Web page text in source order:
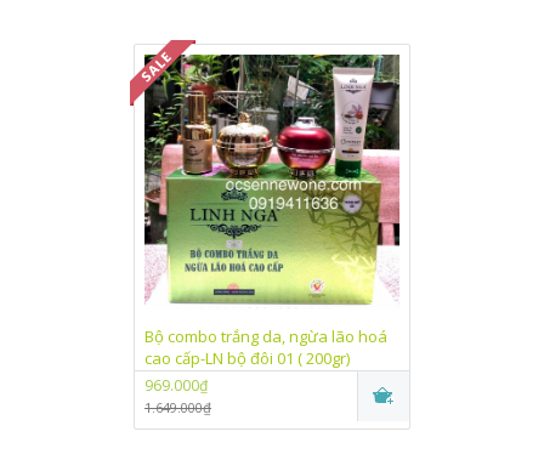
Bộ combo trắng da, ngừa lão hoá
cao cấp-LN bộ đôi 01 ( 200gr)
969.000₫
1.649.000₫